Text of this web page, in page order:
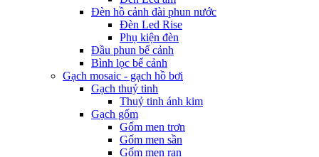
Đèn hồ cảnh đài phun nước
Đèn Led Rise
Phụ kiện đèn
Đầu phun bể cảnh
Bình lọc bể cảnh
Gạch mosaic - gạch hồ bơi
Gạch thuỷ tinh
Thuỷ tinh ánh kim
Gạch gốm
Gốm men trơn
Gốm men sần
Gốm men rạn